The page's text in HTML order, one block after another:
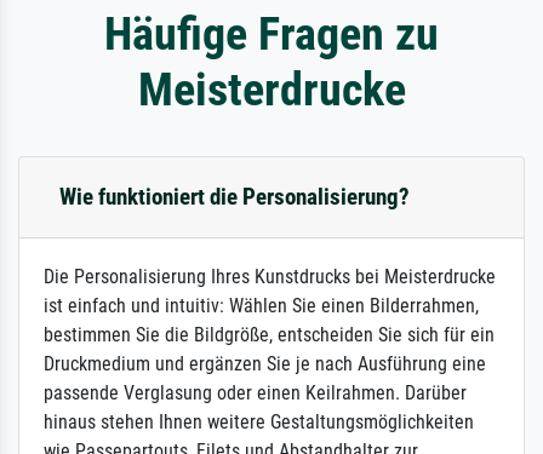
Häufige Fragen zu
Meisterdrucke
Wie funktioniert die Personalisierung?
Die Personalisierung Ihres Kunstdrucks bei Meisterdrucke
ist einfach und intuitiv: Wählen Sie einen Bilderrahmen,
bestimmen Sie die Bildgröße, entscheiden Sie sich für ein
Druckmedium und ergänzen Sie je nach Ausführung eine
passende Verglasung oder einen Keilrahmen. Darüber
hinaus stehen Ihnen weitere Gestaltungsmöglichkeiten